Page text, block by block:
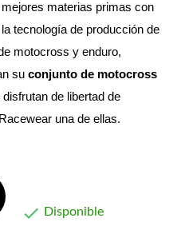
materias primas con
tecnología de producción de
motocross y enduro,
su conjunto de motocross
de libertad de
una de ellas.
 Disponible